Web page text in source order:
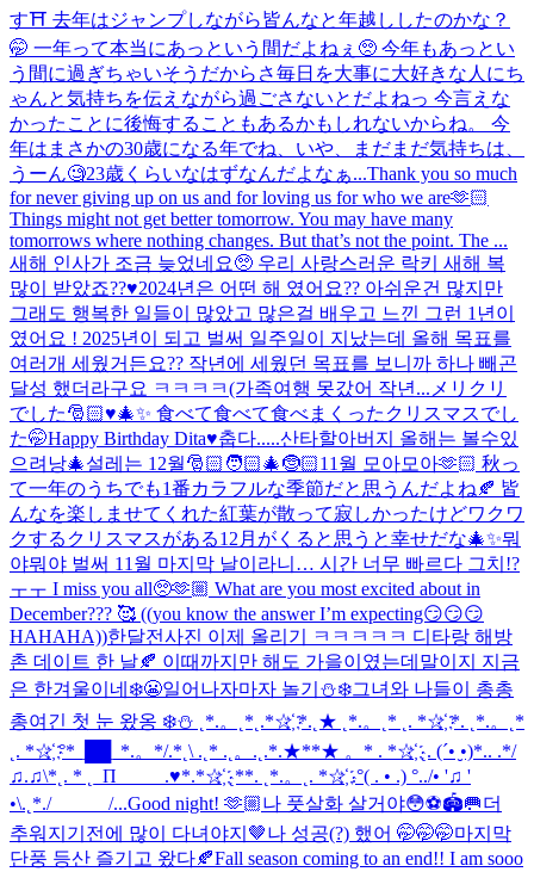
す⛩ 去年はジャンプしながら皆んなと年越ししたのかな？
🤭 一年って本当にあっという間だよねぇ🥺 今年もあっとい
う間に過ぎちゃいそうだからさ毎日を大事に大好きな人にち
ゃんと気持ちを伝えながら過ごさないとだよねっ 今言えな
かったことに後悔することもあるかもしれないからね。 今
年はまさかの30歳になる年でね、いや、まだまだ気持ちは、
うーん🧐23歳くらいなはずなんだよなぁ...Thank you so much
for never giving up on us and for loving us for who we are🫶🏻
Things might not get better tomorrow. You may have many
tomorrows where nothing changes. But that’s not the point. The ...
새해 인사가 조금 늦었네요🥺 우리 사랑스러운 락키 새해 복
많이 받았죠??♥️2024년은 어떤 해 였어요?? 아쉬운건 많지만
그래도 행복한 일들이 많았고 많은걸 배우고 느낀 그런 1년이
였어요 ! 2025년이 되고 벌써 일주일이 지났는데 올해 목표를
여러개 세웠거든요?? 작년에 세웠던 목표를 보니까 하나 빼곤
달성 했더라구요 ㅋㅋㅋㅋ(가족여행 못갔어 작년... メリクリ
でした🎅🏻♥️🎄✨ 食べて食べて食べまくったクリスマスでし
た🤭Happy Birthday Dita♥️춥다.....산타할아버지 올해는 볼수있
으려낭🎄설레는 12월🎅🏻🧑🏻‍🎄🤶🏻11월 모아모아🫶🏻 秋っ
て一年のうちでも1番カラフルな季節だと思うんだよね🍂 皆
んなを楽しませてくれた紅葉が散って寂しかったけどワクワ
クするクリスマスがある12月がくると思うと幸せだな🎄✨뭐
야뭐야 벌써 11월 마지막 날이라니… 시간 너무 빠르다 그치!?
ㅜㅜ I miss you all🥺🫶🏼 What are you most excited about in
December??? 🥰 ((you know the answer I’m expecting😏😏😏
HAHAHA))한달전사진 이제 올리기 ㅋㅋㅋㅋㅋ 디타랑 해방
촌 데이트 한 날🍂 이때까지만 해도 가을이였는데말이지 지금
은 한겨울이네❄️😬일어나자마자 놀기⛄❄️그녀와 나들이 총총
총여긴 첫 눈 왔옹 ❄️⛄️ ˛*.。˛*˛.*☆҉ *.˛★ ˛*.。˛* ˛. *☆҉ *. ˛*.。˛*
˛. *☆҉ °*_██_*.。*/.*˛\ .˛* .˛。.˛.*.★**★ 。* . *☆҉ ˛. (´• ̮•)*.. .*/
♫.♫\*˛. * ˛_Π_____.♥*.*☆҉ ˛**. ˛*.。˛. *☆҉ .°( . • .) °../• '♫ '
•\.˛*./______/...Good night! 🫶🏼나 풋살화 살거야😳⚽️🏟️🥅더
추워지기전에 많이 다녀야지🤎나 성공(?) 했어 🤭🤭🤭마지막
단풍 등산 즐기고 왔다🍂Fall season coming to an end!! I am sooo